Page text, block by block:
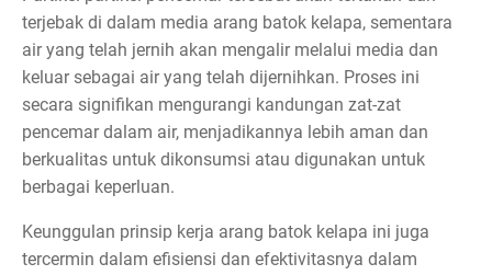
terjebak di dalam media arang batok kelapa, sementara
air yang telah jernih akan mengalir melalui media dan
keluar sebagai air yang telah dijernihkan. Proses ini
secara signifikan mengurangi kandungan zat-zat
pencemar dalam air, menjadikannya lebih aman dan
berkualitas untuk dikonsumsi atau digunakan untuk
berbagai keperluan.
Keunggulan prinsip kerja arang batok kelapa ini juga
tercermin dalam efisiensi dan efektivitasnya dalam